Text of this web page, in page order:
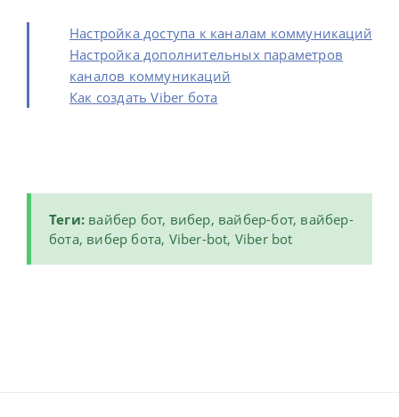
Настройка доступа к каналам коммуникаций
Настройка дополнительных параметров
каналов коммуникаций
Как создать Viber бота
Теги: вайбер бот, вибер, вайбер-бот, вайбер-
бота, вибер бота, Viber-bot, Viber bot